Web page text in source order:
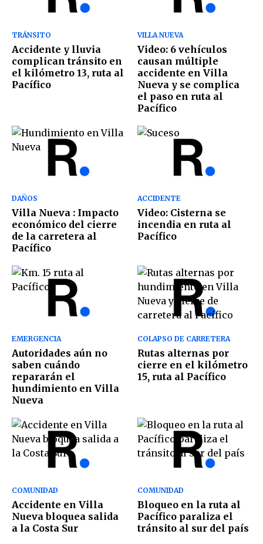
TRÁNSITO
Accidente y lluvia
complican tránsito en
el kilómetro 13, ruta al
Pacífico
VILLA NUEVA
Video: 6 vehículos
causan múltiple
accidente en Villa
Nueva y se complica
el paso en ruta al
Pacífico
DAÑOS
Villa Nueva : Impacto
económico del cierre
de la carretera al
Pacífico
ACCIDENTE
Video: Cisterna se
incendia en ruta al
Pacífico
EMERGENCIA
Autoridades aún no
saben cuándo
repararán el
hundimiento en Villa
Nueva
COLAPSO DE CARRETERA
Rutas alternas por
cierre en el kilómetro
15, ruta al Pacífico
COMUNIDAD
Accidente en Villa
Nueva bloquea salida
a la Costa Sur
COMUNIDAD
Bloqueo en la ruta al
Pacífico paraliza el
tránsito al sur del país